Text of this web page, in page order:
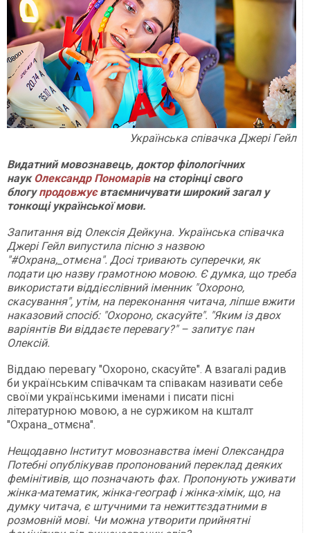
Українська співачка Джері Гейл
Видатний мовознавець, доктор філологічних
наукОлександр Пономарівна сторінці свого
блогупродовжуєвтаємничувати широкий загал у
тонкощі української мови.
Запитання від Олексія Дейкуна. Українська співачка
Джері Гейл випустила пісню з назвою
"#Охрана,_отмєна". Досі тривають суперечки, як
подати цю назву грамотною мовою. Є думка, що треба
використати віддієслівний іменник "Охороно,
скасування", утім, на переконання читача, ліпше вжити
наказовий спосіб: "Охороно, скасуйте". "Яким із двох
варіянтів Ви віддаєте перевагу?" – запитує пан
Олексій.
Віддаю перевагу "Охороно, скасуйте". А взагалі радив
би українським співачкам та співакам називати себе
своїми українськими іменами і писати пісні
літературною мовою, а не суржиком на кшталт
"Охрана_отмєна".
Нещодавно Інститут мовознавства імені Олександра
Потебні опублікував пропонований переклад деяких
фемінітивів, що позначають фах. Пропонують уживати
жінка-математик, жінка-географ і жінка-хімік, що, на
думку читача, є штучними та нежиттєздатними в
розмовній мові. Чи можна утворити прийнятні